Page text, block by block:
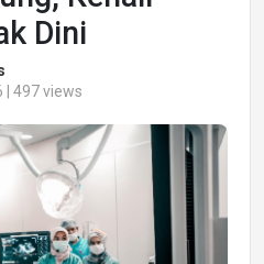
Dini
| 497 views